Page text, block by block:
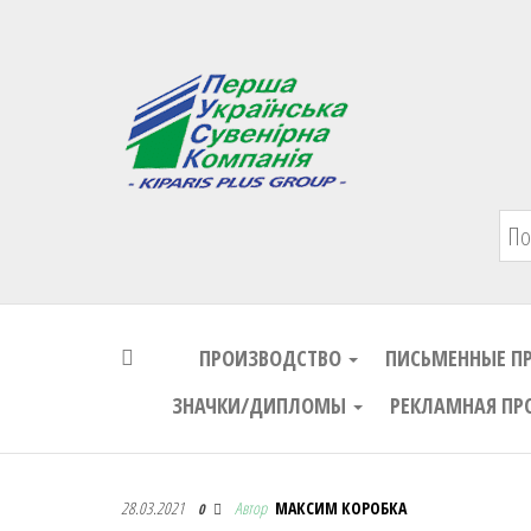
Первая Украинская Сувенирная
ПРОИЗВОДСТВО ПИСЬМЕННЫЕ
ЗНАЧКИ/ДИПЛОМЫ
РЕКЛАМНАЯ
Первая Украинская Сувенирная
28.03.2021 0 Автор МАКСИМ КОРОБКА